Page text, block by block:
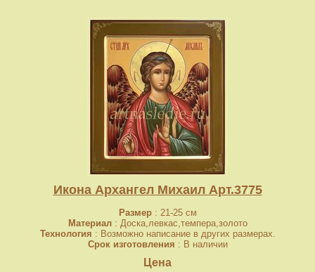
Икона Архангел Михаил Арт.3775
Размер: 21-25 см
Материал: Доска,левкас,темпера,золото
Технология : Возможно написание в других размерах.
Срок изготовления : В наличии
Цена